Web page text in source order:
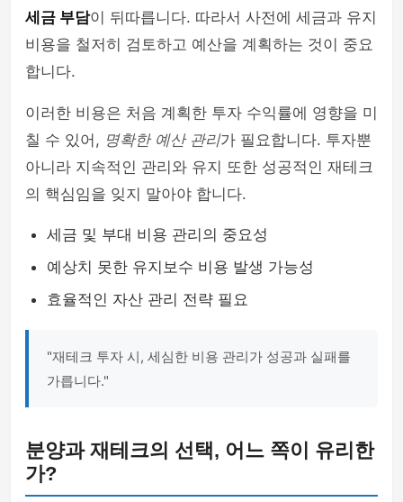
세금 부담이 뒤따릅니다. 따라서 사전에 세금과 유지
비용을 철저히 검토하고 예산을 계획하는 것이 중요
합니다.
이러한 비용은 처음 계획한 투자 수익률에 영향을 미
칠 수 있어, 명확한 예산 관리가 필요합니다. 투자뿐
아니라 지속적인 관리와 유지 또한 성공적인 재테크
의 핵심임을 잊지 말아야 합니다.
세금 및 부대 비용 관리의 중요성
예상치 못한 유지보수 비용 발생 가능성
효율적인 자산 관리 전략 필요
"재테크 투자 시, 세심한 비용 관리가 성공과 실패를
가릅니다."
분양과 재테크의 선택, 어느 쪽이 유리한
가?